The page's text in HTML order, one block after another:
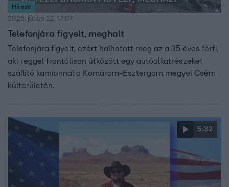
Híradó
2025. július 22. 17:07
Telefonjára figyelt, meghalt
Telefonjára figyelt, ezért halhatott meg az a 35 éves férfi,
aki reggel frontálisan ütközött egy autóalkatrészeket
szállító kamionnal a Komárom-Esztergom megyei Csém
külterületén.
5:32